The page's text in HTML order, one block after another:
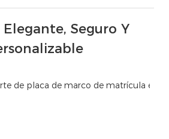
Seguro Y